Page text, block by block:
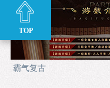
霸气复古
TOP